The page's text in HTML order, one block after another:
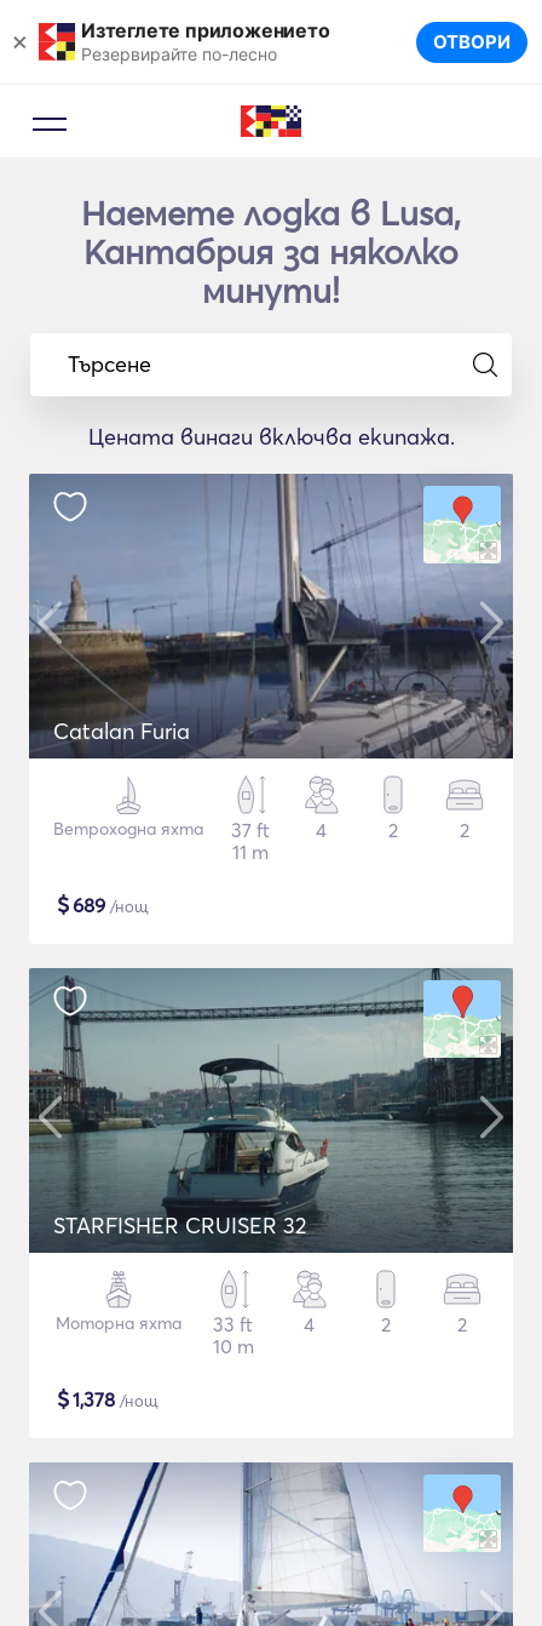
× Изтеглете приложението
Резервирайте по-лесно ОТВОРИ
Наемете лодка в Lusa,
Кантабрия за няколко
минути!
Търсене
Цената винаги включва екипажа.
Catalan Furia
Ветроходна яхта
37 ft
11 m
4 2 2
$689 /нощ
STARFISHER CRUISER 32
Моторна яхта
33 ft
10 m
4 2 2
$1,378 /нощ